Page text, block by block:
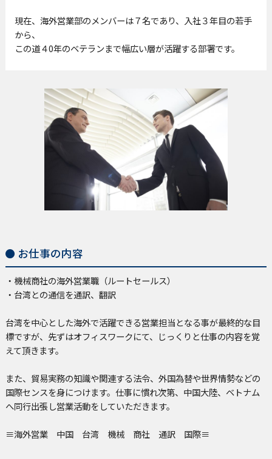
現在、海外営業部のメンバーは７名であり、入社３年目の若手
から、
この道４0年のベテランまで幅広い層が活躍する部署です。
お仕事の内容
・機械商社の海外営業職（ルートセールス）
・台湾との通信を通訳、翻訳
台湾を中心とした海外で活躍できる営業担当となる事が最終的な目
標ですが、先ずはオフィスワークにて、じっくりと仕事の内容を覚
えて頂きます。
また、貿易実務の知識や関連する法令、外国為替や世界情勢などの
国際センスを身につけます。仕事に慣れ次第、中国大陸、ベトナム
へ同行出張し営業活動をしていただきます。
≡海外営業 中国 台湾 機械 商社 通訳 国際≡